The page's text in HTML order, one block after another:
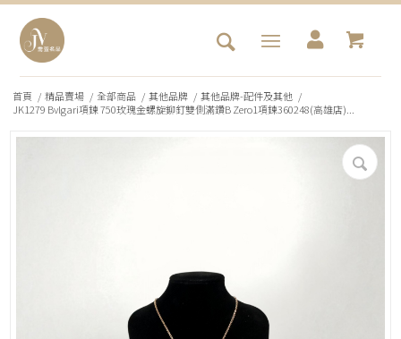
首頁 / 精品賣場 / 全部商品 / 其他品牌 / 其他品牌-配件及其他 /
JK1279 Bvlgari項鍊 750玫瑰金螺旋鉚釘雙側滿鑽B Zero1項鍊360248(高雄店)...